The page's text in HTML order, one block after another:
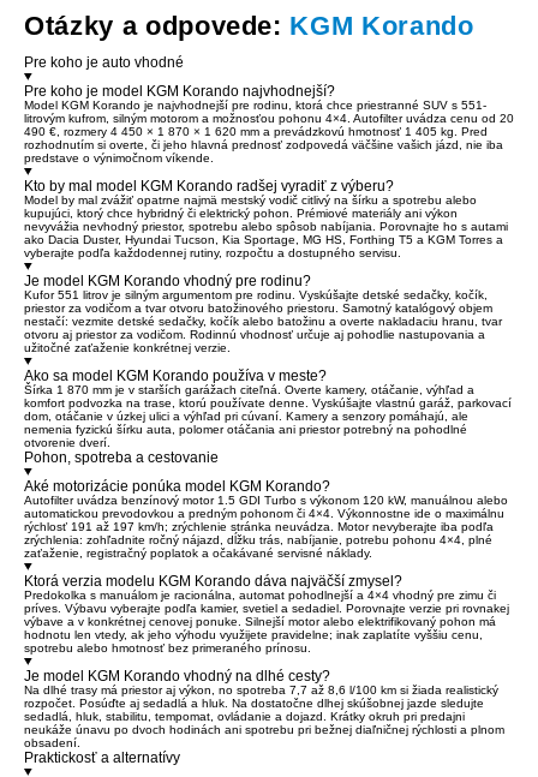
Otázky a odpovede: KGM Korando
Pre koho je auto vhodné
Pre koho je model KGM Korando najvhodnejší?
Model KGM Korando je najvhodnejší pre rodinu, ktorá chce priestranné SUV s 551-
litrovým kufrom, silným motorom a možnosťou pohonu 4×4. Autofilter uvádza cenu od 20
490 €, rozmery 4 450 × 1 870 × 1 620 mm a prevádzkovú hmotnosť 1 405 kg. Pred
rozhodnutím si overte, či jeho hlavná prednosť zodpovedá väčšine vašich jázd, nie iba
predstave o výnimočnom víkende.
Kto by mal model KGM Korando radšej vyradiť z výberu?
Model by mal zvážiť opatrne najmä mestský vodič citlivý na šírku a spotrebu alebo
kupujúci, ktorý chce hybridný či elektrický pohon. Prémiové materiály ani výkon
nevyvážia nevhodný priestor, spotrebu alebo spôsob nabíjania. Porovnajte ho s autami
ako Dacia Duster, Hyundai Tucson, Kia Sportage, MG HS, Forthing T5 a KGM Torres a
vyberajte podľa každodennej rutiny, rozpočtu a dostupného servisu.
Je model KGM Korando vhodný pre rodinu?
Kufor 551 litrov je silným argumentom pre rodinu. Vyskúšajte detské sedačky, kočík,
priestor za vodičom a tvar otvoru batožinového priestoru. Samotný katalógový objem
nestačí: vezmite detské sedačky, kočík alebo batožinu a overte nakladaciu hranu, tvar
otvoru aj priestor za vodičom. Rodinnú vhodnosť určuje aj pohodlie nastupovania a
užitočné zaťaženie konkrétnej verzie.
Ako sa model KGM Korando používa v meste?
Šírka 1 870 mm je v starších garážach citeľná. Overte kamery, otáčanie, výhľad a
komfort podvozka na trase, ktorú používate denne. Vyskúšajte vlastnú garáž, parkovací
dom, otáčanie v úzkej ulici a výhľad pri cúvaní. Kamery a senzory pomáhajú, ale
nemenia fyzickú šírku auta, polomer otáčania ani priestor potrebný na pohodlné
otvorenie dverí.
Pohon, spotreba a cestovanie
Aké motorizácie ponúka model KGM Korando?
Autofilter uvádza benzínový motor 1.5 GDI Turbo s výkonom 120 kW, manuálnou alebo
automatickou prevodovkou a predným pohonom či 4×4. Výkonnostne ide o maximálnu
rýchlosť 191 až 197 km/h; zrýchlenie stránka neuvádza. Motor nevyberajte iba podľa
zrýchlenia: zohľadnite ročný nájazd, dĺžku trás, nabíjanie, potrebu pohonu 4×4, plné
zaťaženie, registračný poplatok a očakávané servisné náklady.
Ktorá verzia modelu KGM Korando dáva najväčší zmysel?
Predokolka s manuálom je racionálna, automat pohodlnejší a 4×4 vhodný pre zimu či
príves. Výbavu vyberajte podľa kamier, svetiel a sedadiel. Porovnajte verzie pri rovnakej
výbave a v konkrétnej cenovej ponuke. Silnejší motor alebo elektrifikovaný pohon má
hodnotu len vtedy, ak jeho výhodu využijete pravidelne; inak zaplatíte vyššiu cenu,
spotrebu alebo hmotnosť bez primeraného prínosu.
Je model KGM Korando vhodný na dlhé cesty?
Na dlhé trasy má priestor aj výkon, no spotreba 7,7 až 8,6 l/100 km si žiada realistický
rozpočet. Posúďte aj sedadlá a hluk. Na dostatočne dlhej skúšobnej jazde sledujte
sedadlá, hluk, stabilitu, tempomat, ovládanie a dojazd. Krátky okruh pri predajni
neukáže únavu po dvoch hodinách ani spotrebu pri bežnej diaľničnej rýchlosti a plnom
obsadení.
Praktickosť a alternatívy